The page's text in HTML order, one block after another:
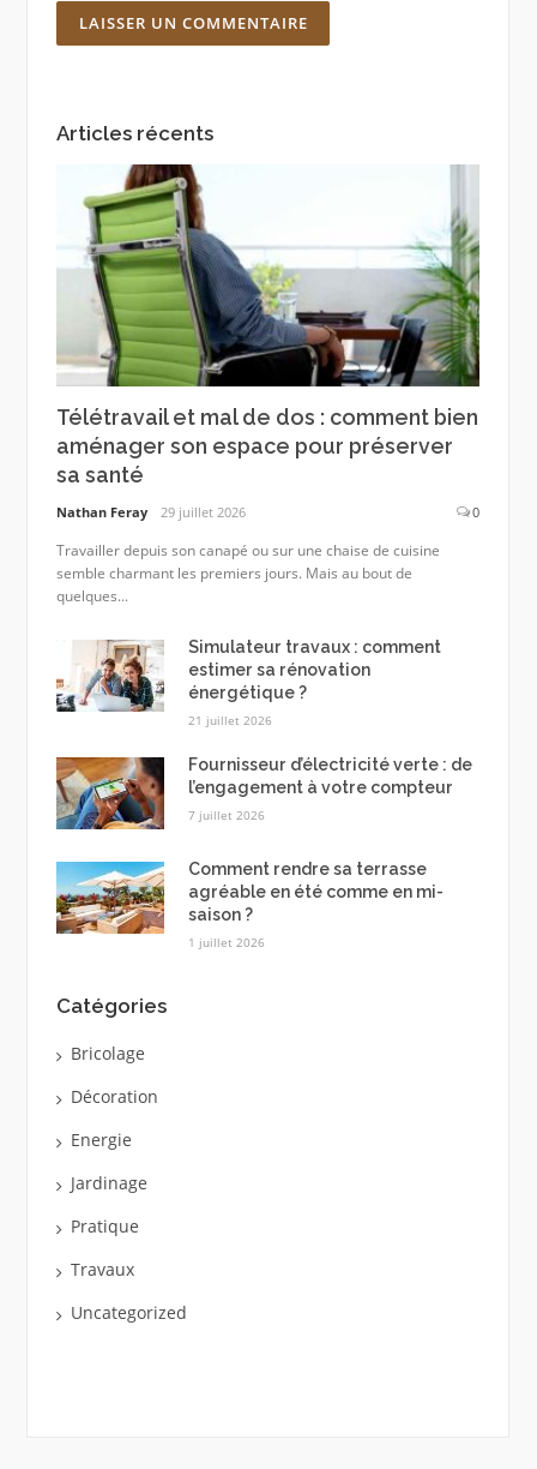
Articles récents
Télétravail et mal de dos : comment bien
aménager son espace pour préserver
sa santé
Nathan Feray 29 juillet 2026 0
Travailler depuis son canapé ou sur une chaise de cuisine
semble charmant les premiers jours. Mais au bout de
quelques...
Simulateur travaux : comment
estimer sa rénovation
énergétique ?
21 juillet 2026
Fournisseur d’électricité verte : de
l’engagement à votre compteur
7 juillet 2026
Comment rendre sa terrasse
agréable en été comme en mi-
saison ?
1 juillet 2026
Catégories
Bricolage
Décoration
Energie
Jardinage
Pratique
Travaux
Uncategorized